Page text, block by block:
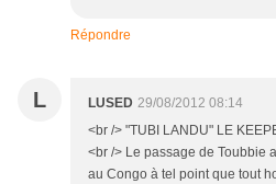
Répondre
L LUSED 29/08/2012 08:14
<br /> "TUBI LANDU" LE
<br /> Le passage de Toubbie
au Congo à tel point que tout